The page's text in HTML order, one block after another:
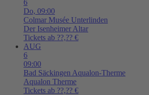
6
Do, 09:00
Colmar Musée Unterlinden
Der Isenheimer Altar
Tickets ab ??,?? €
AUG
6
09:00
Bad Säckingen Aqualon-Therme
Aqualon Therme
Tickets ab ??,?? €